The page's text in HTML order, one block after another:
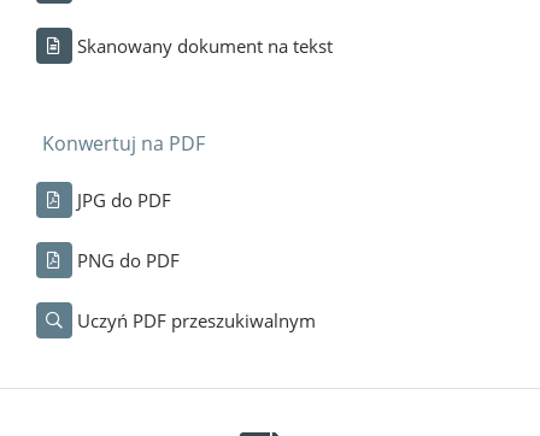
Skanowany dokument na tekst
Konwertuj na PDF
JPG do PDF
PNG do PDF
Uczyń PDF przeszukiwalnym